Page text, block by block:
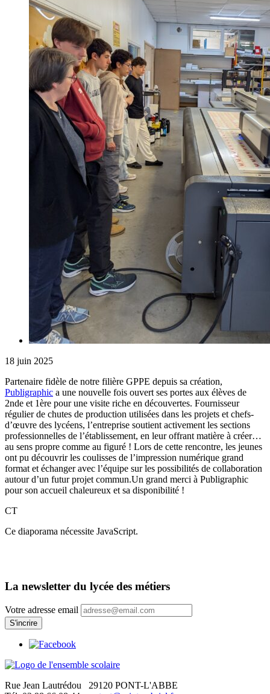
18 juin 2025
Partenaire fidèle de notre filière GPPE depuis sa création,
Publigraphic a une nouvelle fois ouvert ses portes aux élèves de
2nde et 1ère pour une visite riche en découvertes. Fournisseur
régulier de chutes de production utilisées dans les projets et chefs-
d’œuvre des lycéens, l’entreprise soutient activement les sections
professionnelles de l’établissement, en leur offrant matière à créer…
au sens propre comme au figuré ! Lors de cette rencontre, les jeunes
ont pu découvrir les coulisses de l’impression numérique grand
format et échanger avec l’équipe sur les possibilités de collaboration
autour d’un futur projet commun.Un grand merci à Publigraphic
pour son accueil chaleureux et sa disponibilité !
CT
Ce diaporama nécessite JavaScript.
La newsletter du lycée des métiers
Votre adresse email
Rue Jean Lautrédou
29120 PONT-L'ABBE